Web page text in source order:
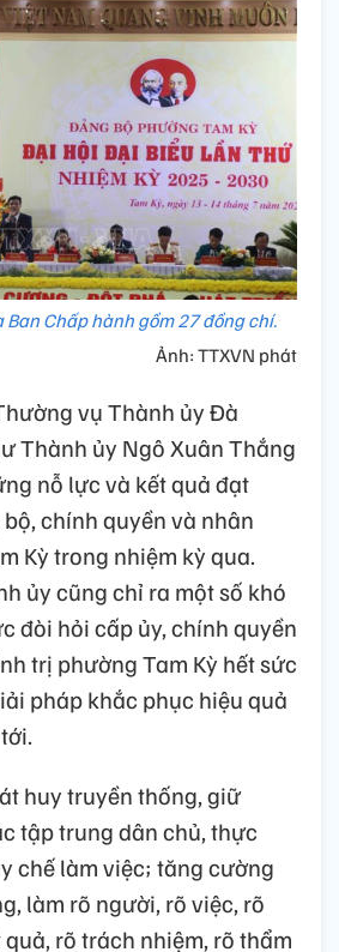
Chấp hành gồm 27 đồng chí.
Ảnh: TTXVN phát
vụ Thành ủy Đà
Thành ủy Ngô Xuân Thắng
nỗ lực và kết quả đạt
chính quyền và nhân
Kỳ trong nhiệm kỳ qua.
ủy cũng chỉ ra một số khó
đòi hỏi cấp ủy, chính quyền
trị phường Tam Kỳ hết sức
pháp khắc phục hiệu quả
huy truyền thống, giữ
tập trung dân chủ, thực
chế làm việc; tăng cường
làm rõ người, rõ việc, rõ
rõ trách nhiệm, rõ thẩm